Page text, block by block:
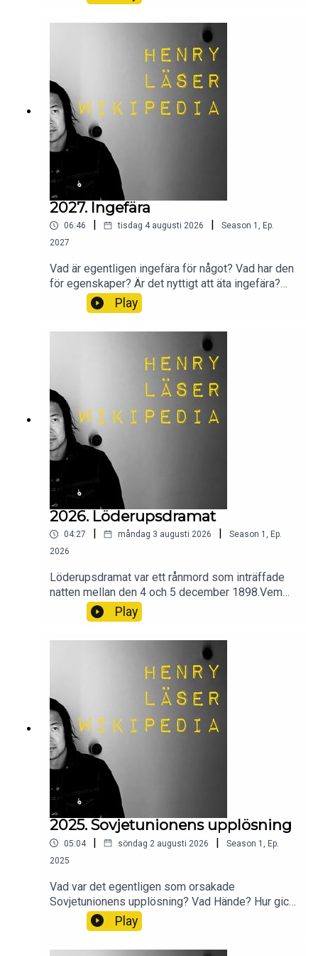
2027. Ingefära
06:46 tisdag 4 augusti 2026 Season 1 , Ep.
2027
Vad är egentligen ingefära för något? Vad har den
för egenskaper? Är det nyttigt att äta ingefära?
Vad har den för bevisad effekt på kroppen? Och
hur länge har vi använt oss av ingefära?Wikipedia
säger sitt om ingefära.
Play
2026. Löderupsdramat
04:27 måndag 3 augusti 2026 Season 1 , Ep.
2026
Löderupsdramat var ett rånmord som inträffade
natten mellan den 4 och 5 december 1898.Vem
var det som var mördaren, Vem mördades och
varför? Och hur slutade allt?Wikipedia säger sitt
om Löderupsdramat.
Play
2025. Sovjetunionens upplösning
05:04 | söndag 2 augusti 2026 | Season 1
Ep.
2025
Vad var det egentligen som orsakade
Sovjetunionens upplösning? Vad Hände? Hur gick
det till?Wikipedia säger sitt om Sovjetunionens
upplösning.
Play